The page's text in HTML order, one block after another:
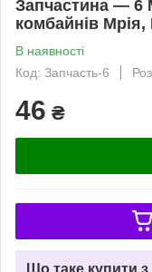
Запчастина — 6
комбайнів
В наявності
Код: Запчасть-6
46 ₴
Що таке купити